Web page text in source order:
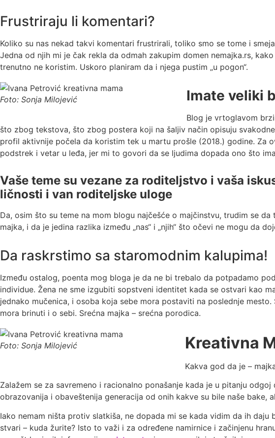
Frustriraju li komentari?
Koliko su nas nekad takvi komentari frustrirali, toliko smo se tome i
Jedna od njih mi je čak rekla da odmah zakupim domen nemajka.rs,
trenutno ne koristim. Uskoro planiram da i njega pustim „u pogon“.
Foto: Sonja Milojević Imate veliki
Blog je vrtoglavom
što zbog tekstova, što zbog postera koji na šaljiv način opisuju
profil aktivnije počela da koristim tek u martu prošle (2018.) godine. Za
podstrek i vetar u leđa, jer mi to govori da se ljudima dopada ono što
Vaše teme su vezane za roditeljstvo i vaša
ličnosti i van roditeljske uloge
Da, osim što su teme na mom blogu najčešće o majčinstvu, trudim se
majka, i da je jedina razlika između „nas“ i „njih“ što očevi ne mogu da
Da raskrstimo sa staromodnim kalupima!
Između ostalog, poenta mog bloga je da ne bi trebalo da potpadamo
individue. Žena ne sme izgubiti sopstveni identitet kada se ostvari kao
jednako mučenica, i osoba koja sebe mora postaviti na poslednje
mora brinuti i o sebi. Srećna majka – srećna porodica.
Foto: Sonja Milojević Kreativna
Kakva god da je –
Zalažem se za savremeno i racionalno ponašanje kada je u pitanju
obrazovanija i obaveštenija generacija od onih kakve su bile naše bake,
Iako nemam ništa protiv slatkiša, ne dopada mi se kada vidim da ih
stvari – kuda žurite? Isto to važi i za određene namirnice i začinjenu